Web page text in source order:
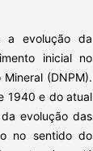
a evolução da
inicial no
(DNPM).
1940 e do atual
evolução das
no sentido do